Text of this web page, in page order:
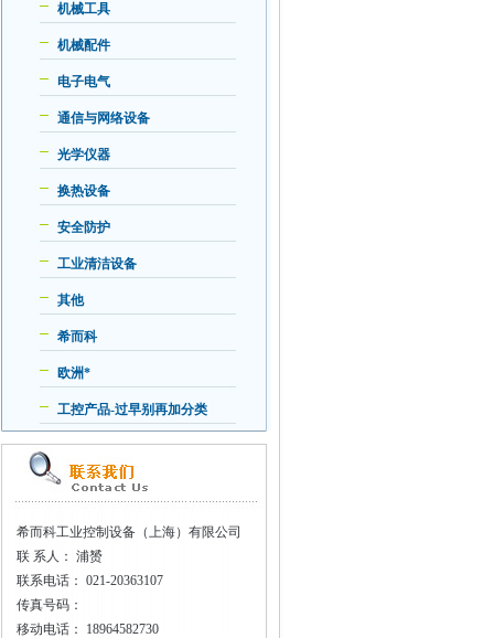
机械工具
机械配件
电子电气
通信与网络设备
光学仪器
换热设备
安全防护
工业清洁设备
其他
希而科
欧洲*
工控产品-过早别再加分类
希而科工业控制设备（上海）有限公司
联 系人： 浦赟
联系电话： 021-20363107
传真号码：
移动电话：
18964582730